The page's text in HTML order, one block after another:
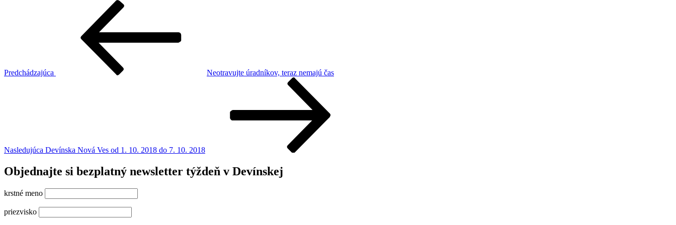
Predchádzajúca
Neotravujte úradníkov, teraz nemajú čas
Nasledujúca Devínska Nová Ves od 1. 10. 2018 do 7. 10. 2018
Objednajte si bezplatný newsletter týždeň v Devínskej
krstné meno
priezvisko